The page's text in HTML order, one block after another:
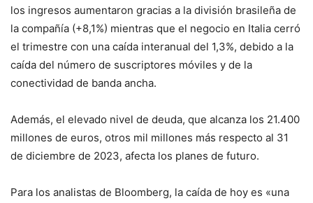
los ingresos aumentaron gracias a la división brasileña de
la compañía (+8,1%) mientras que el negocio en Italia cerró
el trimestre con una caída interanual del 1,3%, debido a la
caída del número de suscriptores móviles y de la
conectividad de banda ancha.
Además, el elevado nivel de deuda, que alcanza los 21.400
millones de euros, otros mil millones más respecto al 31
de diciembre de 2023, afecta los planes de futuro.
Para los analistas de Bloomberg, la caída de hoy es «una